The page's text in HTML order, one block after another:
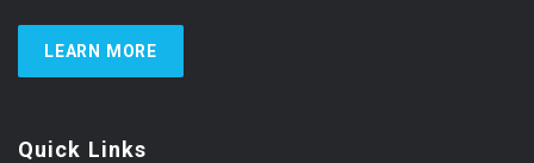
LEARN MORE
Quick Links